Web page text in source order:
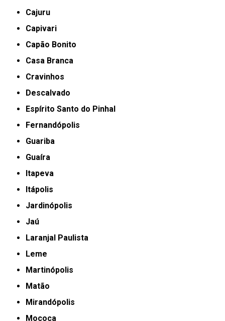
Cajuru
Capivari
Capão Bonito
Casa Branca
Cravinhos
Descalvado
Espírito Santo do Pinhal
Fernandópolis
Guariba
Guaíra
Itapeva
Itápolis
Jardinópolis
Jaú
Laranjal Paulista
Leme
Martinópolis
Matão
Mirandópolis
Mococa